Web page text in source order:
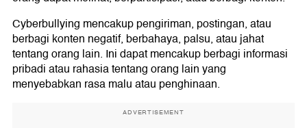
Cyberbullying mencakup pengiriman, postingan, atau
berbagi konten negatif, berbahaya, palsu, atau jahat
tentang orang lain. Ini dapat mencakup berbagi informasi
pribadi atau rahasia tentang orang lain yang
menyebabkan rasa malu atau penghinaan.
ADVERTISEMENT